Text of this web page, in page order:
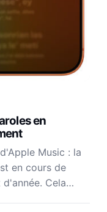
en
Music : la
en cours de
Cela…